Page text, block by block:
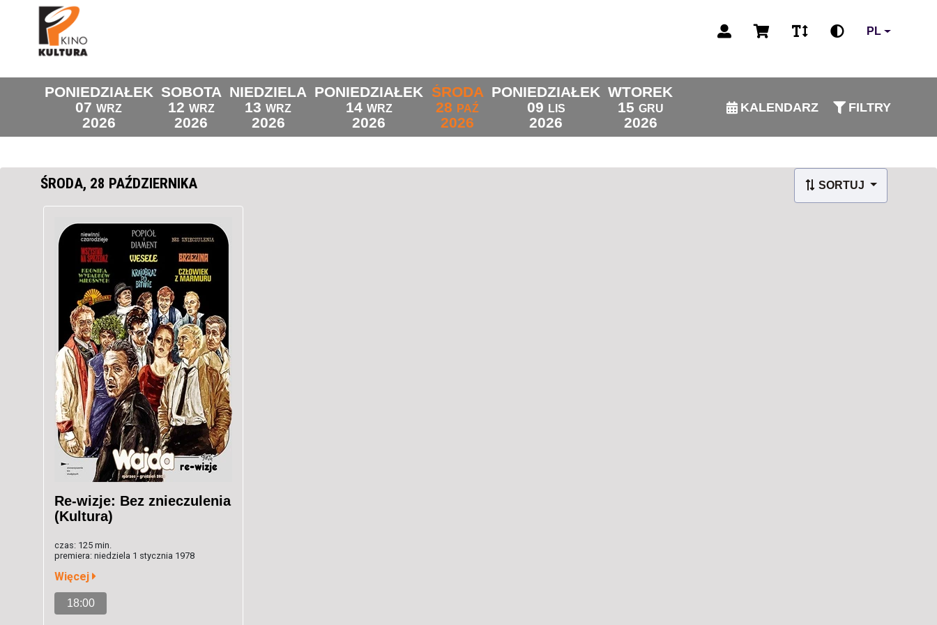
PL
PONIEDZIAŁEK
07 WRZ
2026
SOBOTA
12 WRZ
2026
NIEDZIELA
13 WRZ
2026
PONIEDZIAŁEK
14 WRZ
2026
ŚRODA
28 PAŹ
2026
PONIEDZIAŁEK
09 LIS
2026
WTOREK
15 GRU
2026
KALENDARZ FILTRY
SORTUJ
ŚRODA, 28 PAŹDZIERNIKA
Re-wizje: Bez znieczulenia
(Kultura)
czas: 125 min.
premiera: niedziela 1 stycznia 1978
Więcej
18:00